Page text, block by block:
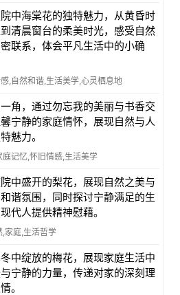
中海棠花的独特魅力，从黄昏时
清晨窗台的柔美时光，感受自然
联系，体会平凡生活中的小确
,自然和谐,生活美学,心灵栖息地
角，通过勿忘我的美丽与书香交
宁静的家庭情怀，展现自然与人
魅力。
庭记忆,怀旧情感,生活美学
中盛开的梨花，展现自然之美与
谐氛围，同时探讨宁静满足的生
代人提供精神慰藉。
,家庭,生活哲学
中绽放的梅花，展现家庭生活中
宁静的力量，传递对家的深刻理
。